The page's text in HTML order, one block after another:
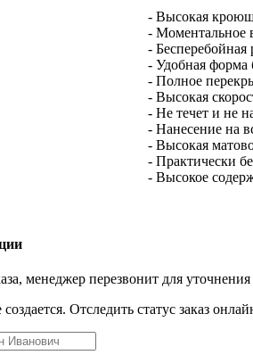
- Высокая
- Моментальное
- Бесперебойная
- Удобная форма
- Полное
- Высокая
- Не течет и не
- Нанесение на
- Высокая
- Практически
- Высокое
менеджер перезвонит для
Отследить статус заказ